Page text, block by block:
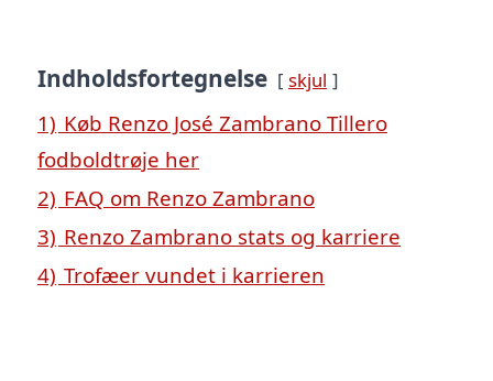
Indholdsfortegnelse skjul
1) Køb Renzo José Zambrano Tillero
fodboldtrøje her
2) FAQ om Renzo Zambrano
3) Renzo Zambrano stats og karriere
4) Trofæer vundet i karrieren